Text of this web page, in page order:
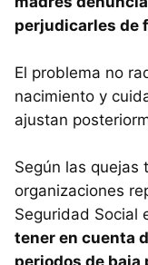
perjudicarles de
El problema no
nacimiento y
ajustan
Según las quejas
organizaciones
Seguridad Social
tener en cuenta